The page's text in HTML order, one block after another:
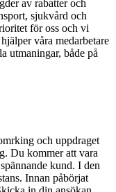
av rabatter och
sjukvård och
för oss och vi
våra medarbetare
utmaningar, både på
och uppdraget
Du kommer att vara
kund. I den
Innan påbörjat